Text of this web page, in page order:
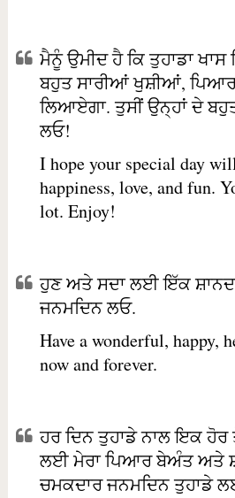
ਮੈਨੂੰ ਉਮੀਦ ਹੈ ਕਿ ਤੁਹਾਡਾ
ਬਹੁਤ ਸਾਰੀਆਂ ਖੁਸ਼ੀਆਂ,
ਲਿਆਏਗਾ. ਤੁਸੀਂ ਉਨ੍ਹਾਂ ਦੇ
ਲਓ!
I hope your special day
happiness, love, and fun.
lot. Enjoy!
ਹੁਣ ਅਤੇ ਸਦਾ ਲਈ ਇੱਕ
ਜਨਮਦਿਨ ਲਓ.
Have a wonderful, happy,
now and forever.
ਹਰ ਦਿਨ ਤੁਹਾਡੇ ਨਾਲ ਇਕ ਹੋਰ
ਲਈ ਮੇਰਾ ਪਿਆਰ ਬੇਅੰਤ ਅਤੇ
ਚਮਕਦਾਰ ਜਨਮਦਿਨ ਤੁਹਾਡੇ